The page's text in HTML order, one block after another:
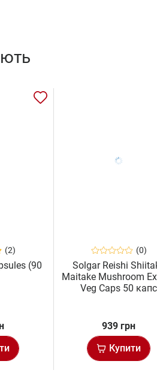
(2)
(90
(0)
Solgar Reishi
Maitake Mushroom
Veg Caps 50 капс
939 грн
Купити